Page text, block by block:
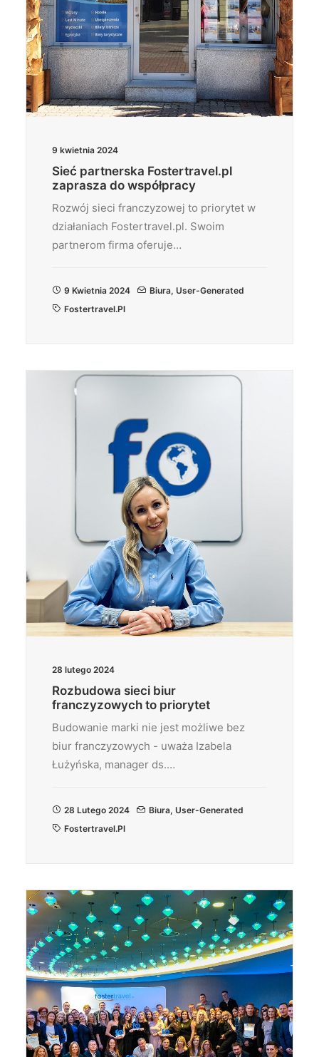
9 kwietnia 2024
Sieć partnerska Fostertravel.pl
zaprasza do współpracy
Rozwój sieci franczyzowej to priorytet w
działaniach Fostertravel.pl. Swoim
partnerom firma oferuje…
9 Kwietnia 2024 Biura, User-Generated
Fostertravel.pl
28 lutego 2024
Rozbudowa sieci biur
franczyzowych to priorytet
Budowanie marki nie jest możliwe bez
biur franczyzowych - uważa Izabela
Łużyńska, manager ds.…
28 Lutego 2024 Biura, User-Generated
Fostertravel.pl